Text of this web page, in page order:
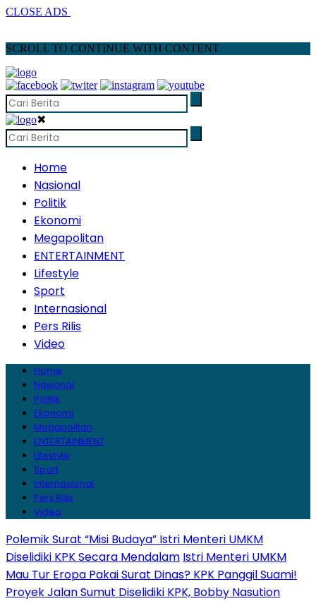
CLOSE ADS
SCROLL TO CONTINUE WITH CONTENT
✖
Home
Nasional
Politik
Ekonomi
Megapolitan
ENTERTAINMENT
Lifestyle
Sport
Internasional
Pers Rilis
Video
Home
Nasional
Politik
Ekonomi
Megapolitan
ENTERTAINMENT
Lifestyle
Sport
Internasional
Pers Rilis
Video
Polemik Surat “Misi Budaya” Istri Menteri UMKM
Diselidiki KPK Secara Mendalam Istri Menteri UMKM
Mau Tur Eropa Pakai Surat Dinas? KPK Panggil Suami!
Proyek Jalan Sumut Diselidiki KPK, Bobby Nasution